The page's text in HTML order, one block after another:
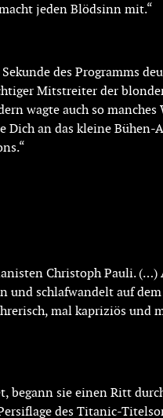
jeden Blödsinn mit.“
des Programms
Mitstreiter der
wagte auch so
an das kleine Bühen-
Christoph Pauli. (…)
und schlafwandelt auf
mal kapriziös und
begann sie einen Ritt
des Titanic-